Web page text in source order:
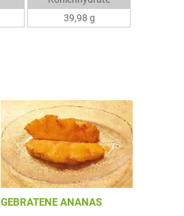
39,98 g
GEBRATENE ANANAS